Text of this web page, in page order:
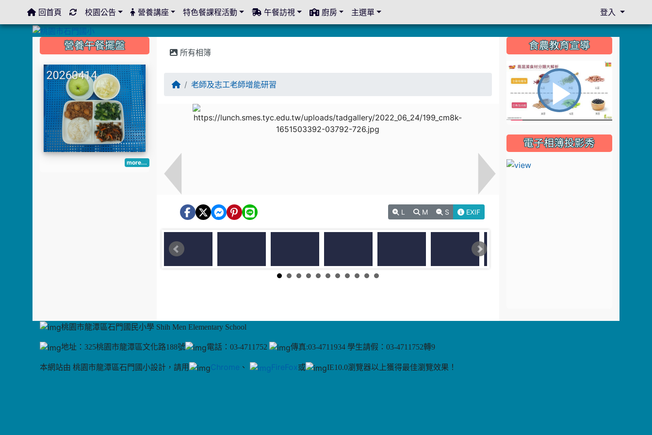
所有相簿
老師及志工老師增能研習
L M S EXIF
::: 營養午餐擺盤
more...
::: 食農教育宣導
播
放
電子相簿投影秀
桃園市龍潭區石門國民小學 Shih Men Elementary School
地址：325桃園市龍潭區文化路188號 電話：03-4711752 傳真:03-4711934 學生請假：03-4711752轉9
本網站由 桃園市龍潭區石門國小設計，請用 Chrome 、 FireFox或 IE10.0瀏覽器以上獲得最佳瀏覽效果！
::: 回首頁 校園公告 營養講座 特色餐課程活動 午餐訪視 廚房 主選單 登入